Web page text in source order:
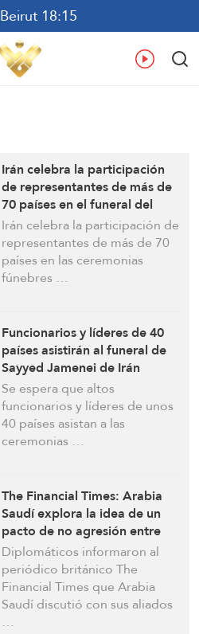
Beirut 18:15
ع En
Irán celebra la participación
de representantes de más de
70 países en el funeral del
líder mártir
Irán celebra la participación de
representantes de más de 70
países en las ceremonias
fúnebres …
Funcionarios y líderes de 40
países asistirán al funeral de
Sayyed Jamenei de Irán
Se espera que altos
funcionarios y líderes de unos
40 países asistan a las
ceremonias …
The Financial Times: Arabia
Saudí explora la idea de un
pacto de no agresión entre
varios países de Oriente
Medio e Irán
Diplomáticos informaron al
periódico británico The
Financial Times que Arabia
Saudí discutió con sus aliados
…